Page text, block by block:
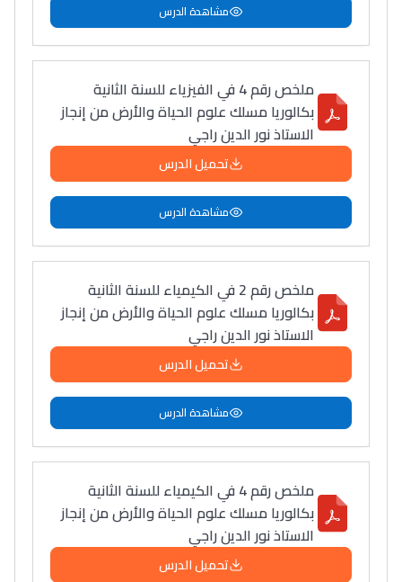
مشاهدة الدرس
ملخص رقم 4 في الفيزياء للسنة الثانية
بكالوريا مسلك علوم الحياة والأرض من إنجاز
الاستاذ نور الدين راجي
تحميل الدرس
مشاهدة الدرس
ملخص رقم 2 في الكيمياء للسنة الثانية
بكالوريا مسلك علوم الحياة والأرض من إنجاز
الاستاذ نور الدين راجي
تحميل الدرس
مشاهدة الدرس
ملخص رقم 4 في الكيمياء للسنة الثانية
بكالوريا مسلك علوم الحياة والأرض من إنجاز
الاستاذ نور الدين راجي
تحميل الدرس